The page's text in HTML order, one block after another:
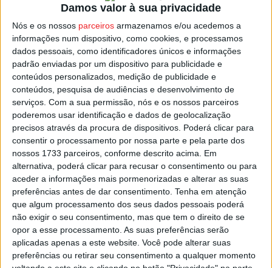
Damos valor à sua privacidade
Nós e os nossos parceiros armazenamos e/ou acedemos a
informações num dispositivo, como cookies, e processamos
dados pessoais, como identificadores únicos e informações
padrão enviadas por um dispositivo para publicidade e
conteúdos personalizados, medição de publicidade e
conteúdos, pesquisa de audiências e desenvolvimento de
serviços. Com a sua permissão, nós e os nossos parceiros
poderemos usar identificação e dados de geolocalização
precisos através da procura de dispositivos. Poderá clicar para
consentir o processamento por nossa parte e pela parte dos
nossos 1733 parceiros, conforme descrito acima. Em
alternativa, poderá clicar para recusar o consentimento ou para
aceder a informações mais pormenorizadas e alterar as suas
preferências antes de dar consentimento. Tenha em atenção
que algum processamento dos seus dados pessoais poderá
não exigir o seu consentimento, mas que tem o direito de se
opor a esse processamento. As suas preferências serão
aplicadas apenas a este website. Você pode alterar suas
preferências ou retirar seu consentimento a qualquer momento
O destaque vai para a presença da realizadora eslovaca
Daniela Sláviková, com o filme ‘The Bus‘, uma curta que
acompanha um grupo de estudantes em viagem onde o
conflito entre um condutor e um jovem passageiro se
transforma num momento inesperado de escuta e
revelação.
Serão ainda exibidas as curtas ‘Dog Thieves’’ filme
rodado em Lisboa e realizado porIevgen Koshyn, e na
sessão estará o ator Ivo Andrade, e ainda ‘J’existe –
Porto‘, de Patrícia Sobreiroque estará presente para a
exibição desta sua obra em formato de foto-filme.
Esta e outras notícias para ouvir na Estação Diária – 96.8
FM ou emwww.968.fm
Pub